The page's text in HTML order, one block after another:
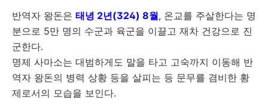
반역자 왕돈은 태녕 2년(324) 8월, 온교를 주살한다는 명
분으로 5만 명의 수군과 육군을 이끌고 재차 건강으로 진
군한다.
명제 사마소는 대범하게도 말을 타고 고숙까지 이동해 반
역자 왕돈의 병력 상황 등을 살피는 등 문무를 겸비한 황
제로서의 모습을 보인다.